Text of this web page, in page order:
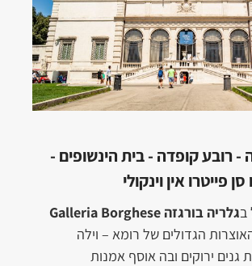
- רובע קופדה - בית הינשופים -
פייטרו אין וינקולי
בגלריה בורגזה Galleria Borghese
הגדולים של רומא – וילה
גנים ירוקים ובה אוסף אמנות